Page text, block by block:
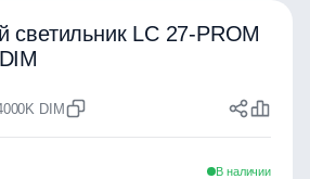
светильник LC 27-PROM
DIM
В наличии